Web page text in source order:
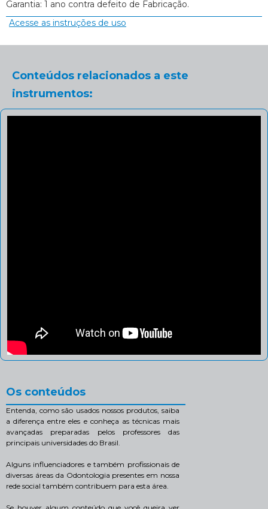
Garantia: 1 ano contra defeito de Fabricação.
Acesse as instruções de uso
Conteúdos relacionados a este
instrumentos:
Os conteúdos
Entenda, como são usados nossos produtos, saiba
a diferença entre eles e conheça as técnicas mais
avançadas preparadas pelos professores das
principais universidades do Brasil.
Alguns influenciadores e também profissionais de
diversas áreas da Odontologia presentes em nossa
rede social também contribuem para esta área.